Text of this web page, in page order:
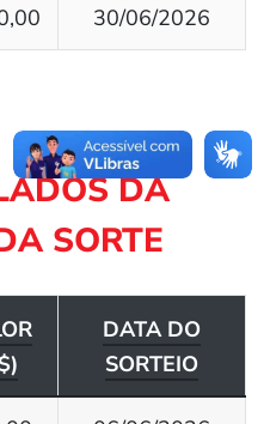
30/06/2026
DA
SORTE
DATA DO
SORTEIO